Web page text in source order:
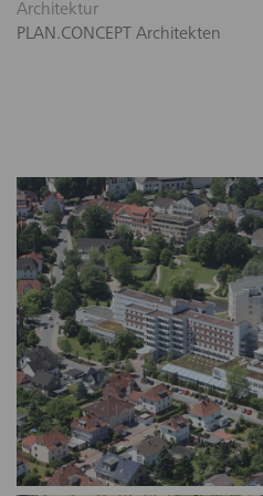
Architektur
PLAN.CONCEPT Architekten